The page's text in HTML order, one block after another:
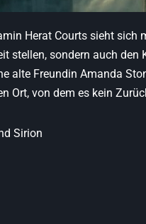
Herat Courts sieht
stellen, sondern auch
alte Freundin Amanda
Ort, von dem es kein
Sirion